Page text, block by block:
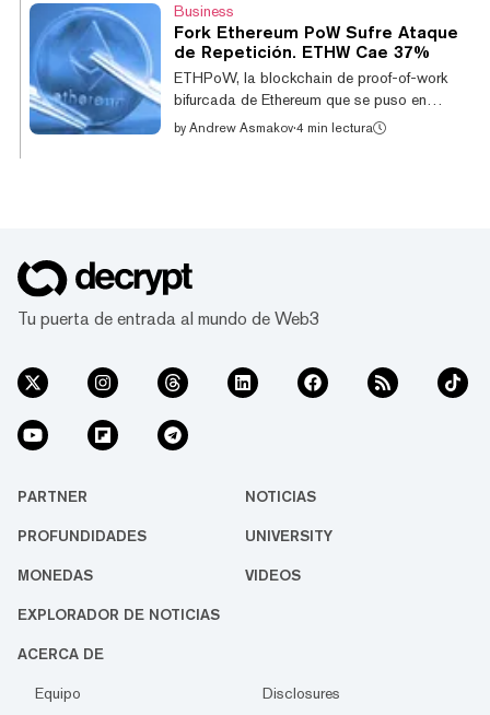
Business
Fork Ethereum PoW Sufre Ataque
de Repetición. ETHW Cae 37%
ETHPoW, la blockchain de proof-of-work
bifurcada de Ethereum que se puso en
marcha poco después de la transición de
domingo, diciendo que el ataque ocurrió a
"El 16 de septiembre de 2022, detectamos
by Andrew Asmakov·4 min lectura
Tu puerta de entrada al mundo de Web3
PARTNER NOTICIAS
PROFUNDIDADES UNIVERSITY
MONEDAS VIDEOS
EXPLORADOR DE NOTICIAS
ACERCA DE
Equipo Disclosures